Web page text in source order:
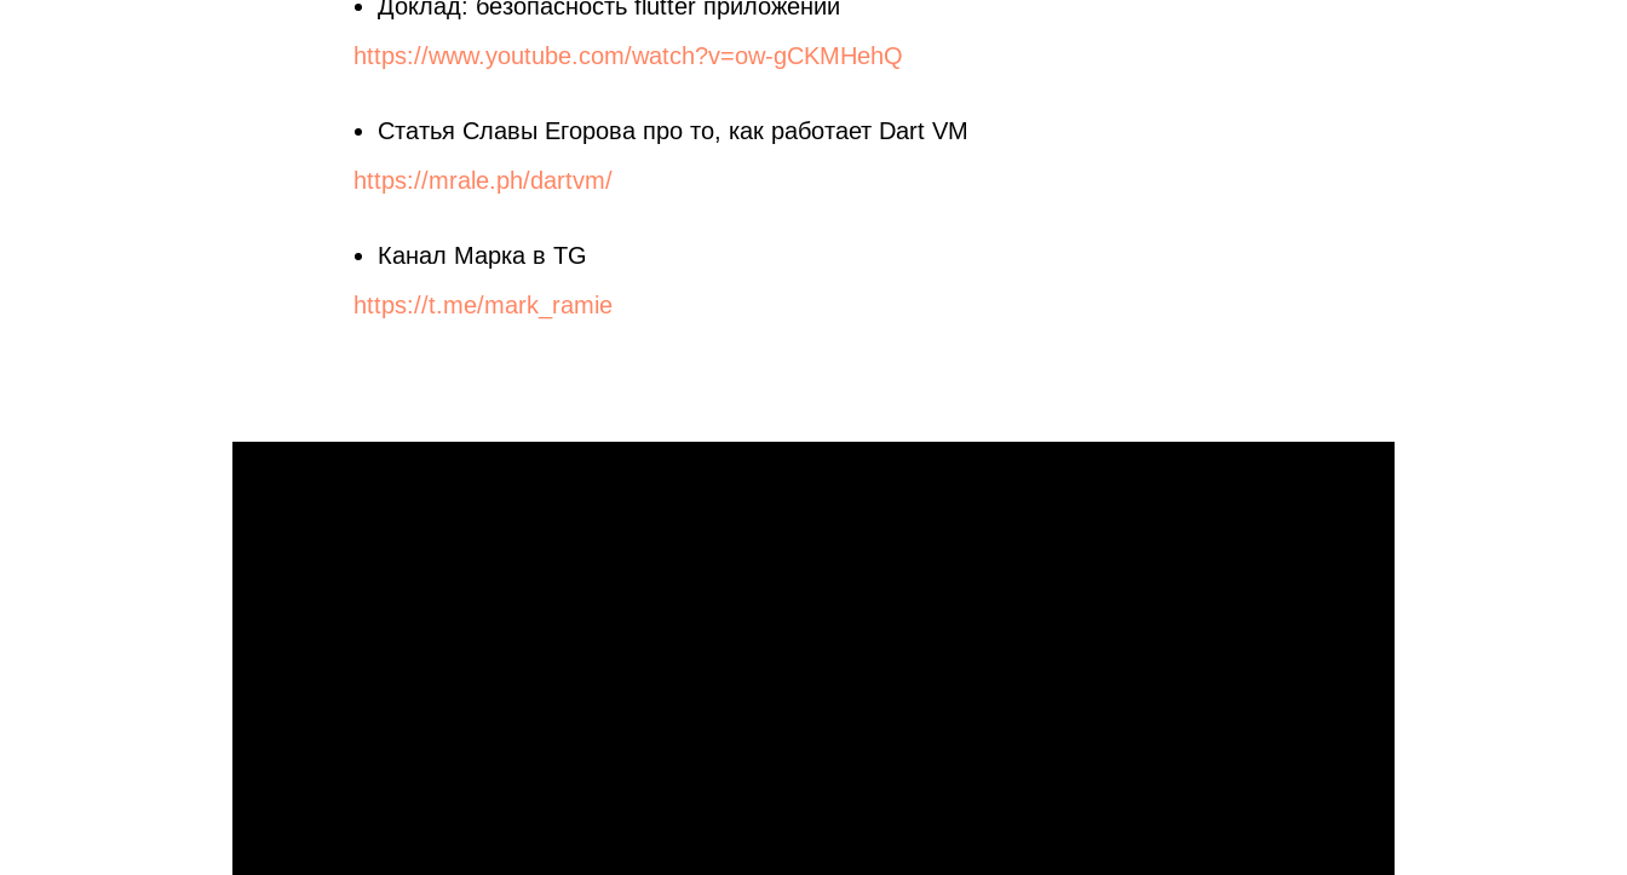
Доклад: безопасность flutter приложений
https://www.youtube.com/watch?v=ow-gCKMHehQ
Статья Славы Егорова про то, как работает Dart VM
https://mrale.ph/dartvm/
Канал Марка в TG
https://t.me/mark_ramie